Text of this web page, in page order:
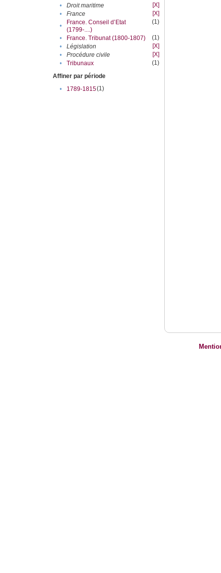
•
Droit maritime
[X]
•
France
[X]
•
France. Conseil d’Etat
(1799-....)
(1)
• France. Tribunat (1800-1807)
(1)
•
Législation
[X]
•
Procédure civile
[X]
•
Tribunaux
(1)
Affiner par période
•
1789-1815(1)